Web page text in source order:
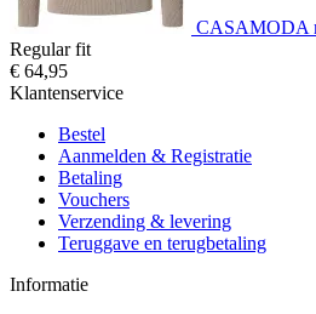
CASAMODA
Regular fit
€ 64,95
Klantenservice
Bestel
Aanmelden & Registratie
Betaling
Vouchers
Verzending & levering
Teruggave en terugbetaling
Informatie